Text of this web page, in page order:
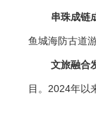
串珠成链
鱼城海防古道
文旅融合
目。2024年以